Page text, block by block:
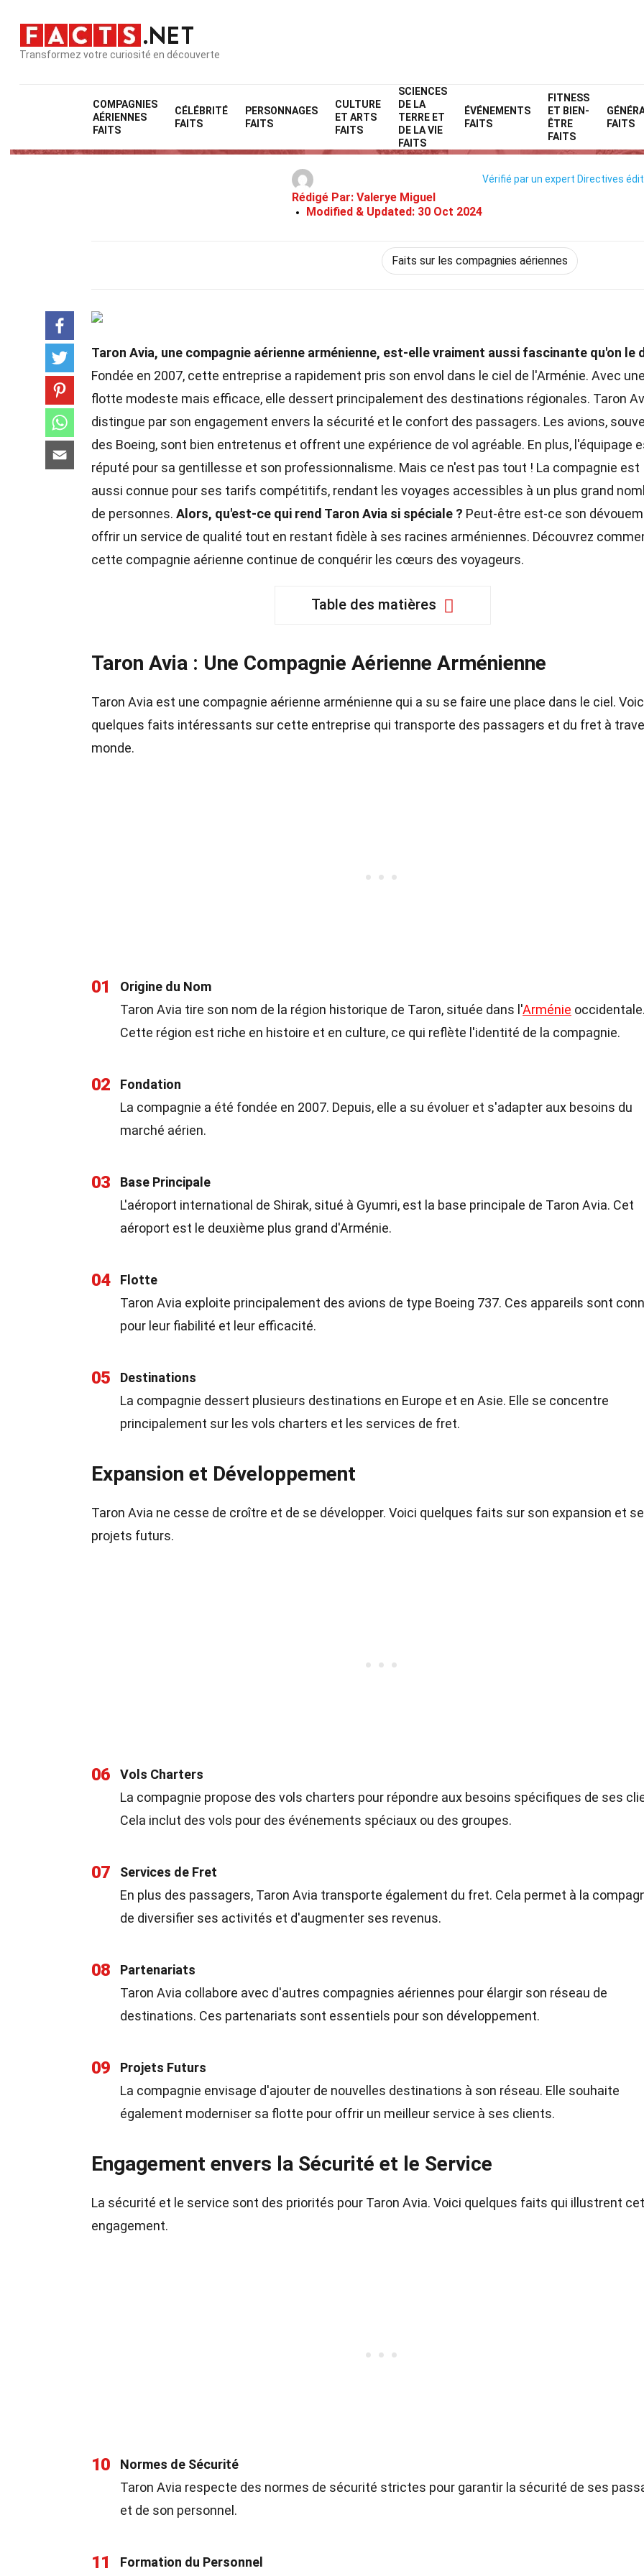
Transformez votre curiosité en découverte
COMPAGNIES
AÉRIENNES
FAITS
CÉLÉBRITÉ
FAITS
PERSONNAGES
FAITS
CULTURE
ET ARTS
FAITS
SCIENCES
DE LA
TERRE ET
DE LA VIE
FAITS
ÉVÉNEMENTS
FAITS
FITNESS
ET BIEN-
ÊTRE
FAITS
FAITS
Home Compagnies aériennes Faits
38 Faits Sur Taron Avia
Rédigé Par: Valerye Miguel
Modified & Updated: 30 Oct 2024
Vérifié par un expert Directives
Faits sur les compagnies aériennes
Taron Avia, une compagnie aérienne arménienne, est-elle vraiment aussi fascinante qu'on le
Fondée en 2007, cette entreprise a rapidement pris son envol dans le ciel de l'Arménie. Avec une
flotte modeste mais efficace, elle dessert principalement des destinations régionales. Taron
distingue par son engagement envers la sécurité et le confort des passagers. Les avions,
des Boeing, sont bien entretenus et offrent une expérience de vol agréable. En plus, l'équipage
réputé pour sa gentillesse et son professionnalisme. Mais ce n'est pas tout ! La compagnie est
aussi connue pour ses tarifs compétitifs, rendant les voyages accessibles à un plus grand
de personnes. Alors, qu'est-ce qui rend Taron Avia si spéciale ? Peut-être est-ce son
offrir un service de qualité tout en restant fidèle à ses racines arméniennes. Découvrez
cette compagnie aérienne continue de conquérir les cœurs des voyageurs.
Table des matières
Taron Avia : Une Compagnie Aérienne Arménienne
Taron Avia est une compagnie aérienne arménienne qui a su se faire une place dans le ciel.
quelques faits intéressants sur cette entreprise qui transporte des passagers et du fret à
monde.
01
Origine du Nom
Taron Avia tire son nom de la région historique de Taron, située dans l'Arménie occidentale.
Cette région est riche en histoire et en culture, ce qui reflète l'identité de la compagnie.
02
Fondation
La compagnie a été fondée en 2007. Depuis, elle a su évoluer et s'adapter aux besoins du
marché aérien.
03
Base Principale
L'aéroport international de Shirak, situé à Gyumri, est la base principale de Taron Avia. Cet
aéroport est le deuxième plus grand d'Arménie.
04
Flotte
Taron Avia exploite principalement des avions de type Boeing 737. Ces appareils sont
pour leur fiabilité et leur efficacité.
05
Destinations
La compagnie dessert plusieurs destinations en Europe et en Asie. Elle se concentre
principalement sur les vols charters et les services de fret.
Expansion et Développement
Taron Avia ne cesse de croître et de se développer. Voici quelques faits sur son expansion et
projets futurs.
06
Vols Charters
La compagnie propose des vols charters pour répondre aux besoins spécifiques de ses
Cela inclut des vols pour des événements spéciaux ou des groupes.
07
Services de Fret
En plus des passagers, Taron Avia transporte également du fret. Cela permet à la
de diversifier ses activités et d'augmenter ses revenus.
08
Partenariats
Taron Avia collabore avec d'autres compagnies aériennes pour élargir son réseau de
destinations. Ces partenariats sont essentiels pour son développement.
09
Projets Futurs
La compagnie envisage d'ajouter de nouvelles destinations à son réseau. Elle souhaite
également moderniser sa flotte pour offrir un meilleur service à ses clients.
Engagement envers la Sécurité et le Service
La sécurité et le service sont des priorités pour Taron Avia. Voici quelques faits qui illustrent cet
engagement.
10
Normes de Sécurité
Taron Avia respecte des normes de sécurité strictes pour garantir la sécurité de ses
et de son personnel.
11 Formation du Personnel